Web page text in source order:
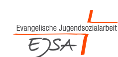
Barrierefreiheit
zum